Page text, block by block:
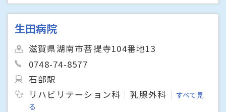
生田病院
滋賀県湖南市菩提寺104番地13
0748-74-8577
石部駅
リハビリテーション科
乳腺外科
すべて見
る